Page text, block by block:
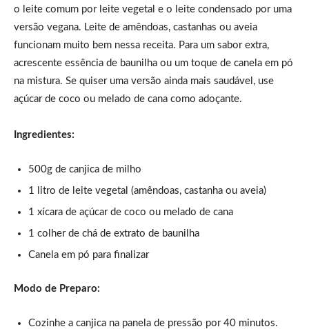
o leite comum por leite vegetal e o leite condensado por uma
versão vegana. Leite de amêndoas, castanhas ou aveia
funcionam muito bem nessa receita. Para um sabor extra,
acrescente essência de baunilha ou um toque de canela em pó
na mistura. Se quiser uma versão ainda mais saudável, use
açúcar de coco ou melado de cana como adoçante.
Ingredientes:
500g de canjica de milho
1 litro de leite vegetal (amêndoas, castanha ou aveia)
1 xícara de açúcar de coco ou melado de cana
1 colher de chá de extrato de baunilha
Canela em pó para finalizar
Modo de Preparo:
Cozinhe a canjica na panela de pressão por 40 minutos.